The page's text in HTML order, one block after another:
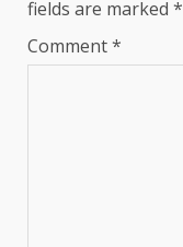
fields are marked *
Comment*